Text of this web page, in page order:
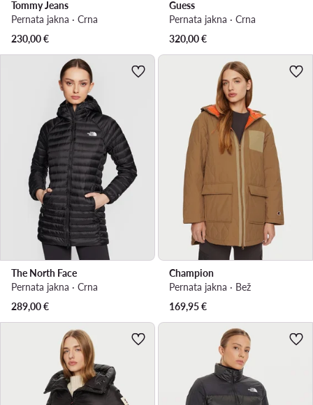
Tommy Jeans
Pernata jakna · Crna
230,00€
Guess
Pernata jakna · Crna
320,00€
The North Face
Pernata jakna · Crna
289,00€
Champion
Pernata jakna · Bež
169,95€